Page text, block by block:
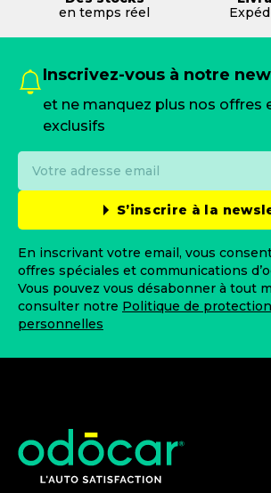
en temps réel
Inscrivez-vous à notre
et ne manquez plus nos offres
exclusifs
S’inscrire à la
En inscrivant votre email, vous
offres spéciales et communications
Vous pouvez vous désabonner à tout
consulter notre Politique de
personnelles